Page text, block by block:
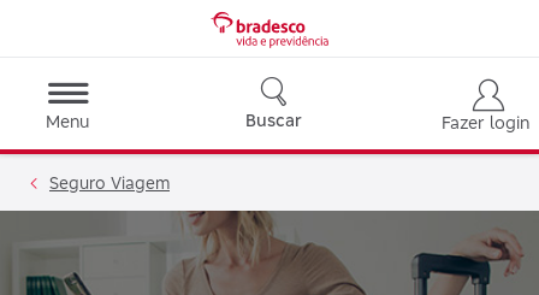
Menu Buscar Fazer login
Seguro Viagem